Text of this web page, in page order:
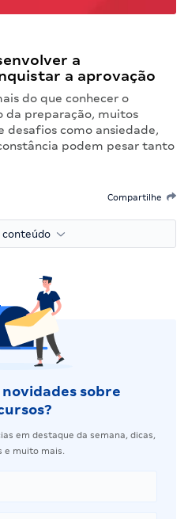
a
a aprovação
do que conhecer o
da preparação, muitos
desafios como ansiedade,
podem pesar tanto
Compartilhe
conteúdo
sobre
em destaque da semana, dicas,
e muito mais.